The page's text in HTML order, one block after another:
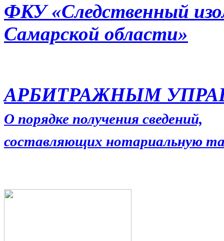
ФКУ «Следственный
Самарской области»
АРБИТРАЖНЫМ
О порядке получения сведений,
составляющих нотариальную